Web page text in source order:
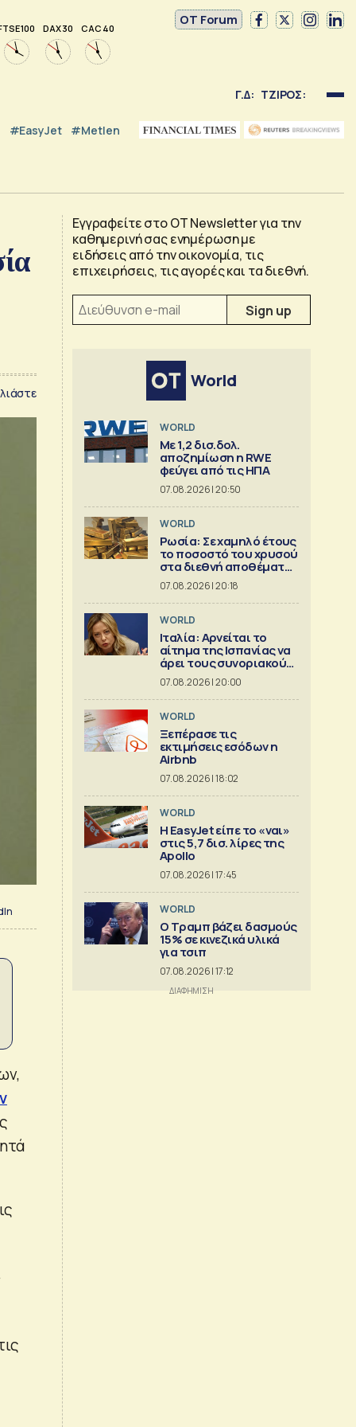
100 DAX 30 CAC 40
OT Forum
Γ.Δ: ΤΖΙΡΟΣ:
#EasyJet #Metlen
Εγγραφείτε στο OT Newsletter για την
καθημερινή σας ενημέρωση με
ειδήσεις από την οικονομία, τις
επιχειρήσεις, τις αγορές και τα διεθνή.
World
WORLD
Με 1,2 δισ.δολ.
αποζημίωση η RWE
φεύγει από τις ΗΠΑ
07.08.2026 | 20:50
WORLD
Ρωσία: Σε χαμηλό έτους
το ποσοστό του χρυσού
στα διεθνή αποθέματα
της Μόσχας
07.08.2026 | 20:18
WORLD
Ιταλία: Αρνείται το
αίτημα της Ισπανίας να
άρει τους συνοριακούς
περιορισμούς
07.08.2026 | 20:00
WORLD
Ξεπέρασε τις
εκτιμήσεις εσόδων η
Airbnb
07.08.2026 | 18:02
WORLD
Η EasyJet είπε το «ναι»
στις 5,7 δισ. λίρες της
Apollo
07.08.2026 | 17:45
WORLD
Ο Τραμπ βάζει δασμούς
15% σε κινεζικά υλικά
για τσιπ
07.08.2026 | 17:12